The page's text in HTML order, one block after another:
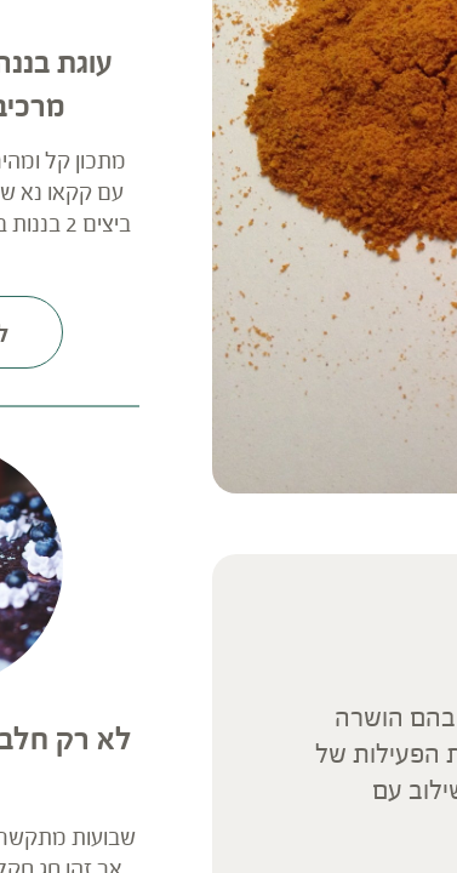
בהם הושרה
הפעילות של
עם
עוגת
מתכון קל
לא רק
שבועות מתקשר